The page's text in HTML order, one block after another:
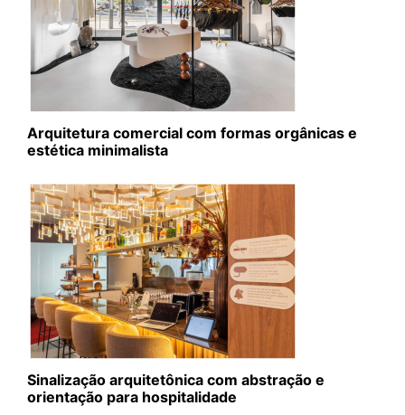
Arquitetura comercial com formas orgânicas e
estética minimalista
Sinalização arquitetônica com abstração e
orientação para hospitalidade